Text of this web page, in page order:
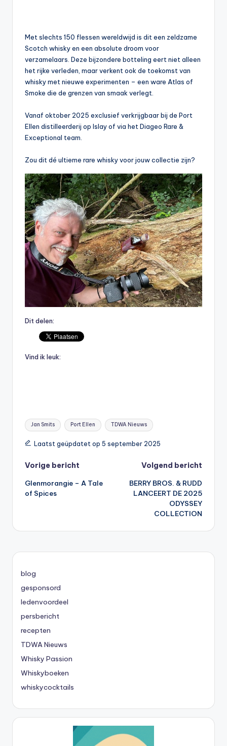
Met slechts 150 flessen wereldwijd is dit een zeldzame
Scotch whisky en een absolute droom voor
verzamelaars. Deze bijzondere botteling eert niet alleen
het rijke verleden, maar verkent ook de toekomst van
whisky met nieuwe experimenten – een ware Atlas of
Smoke die de grenzen van smaak verlegt.
Vanaf oktober 2025 exclusief verkrijgbaar bij de Port
Ellen distilleerderij op Islay of via het Diageo Rare &
Exceptional team.
Zou dit dé ultieme rare whisky voor jouw collectie zijn?
Dit delen:
Vind ik leuk:
Tags:
Jan Smits Port Ellen TDWA Nieuws
Laatst geüpdatet op 5 september 2025
Bericht
navigatie
Vorige bericht
Glenmorangie – A Tale
of Spices
Volgend bericht
BERRY BROS. & RUDD
LANCEERT DE 2025
ODYSSEY
COLLECTION
blog
gesponsord
ledenvoordeel
persbericht
recepten
TDWA Nieuws
Whisky Passion
Whiskyboeken
whiskycocktails